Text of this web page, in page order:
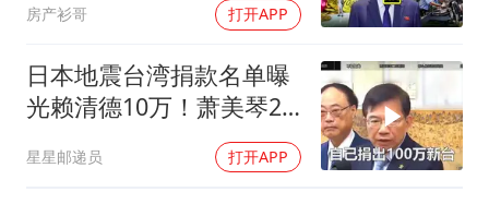
房产衫哥 打开APP
日本地震台湾捐款名单曝
光赖清德10万！萧美琴20
星星邮递员 打开APP